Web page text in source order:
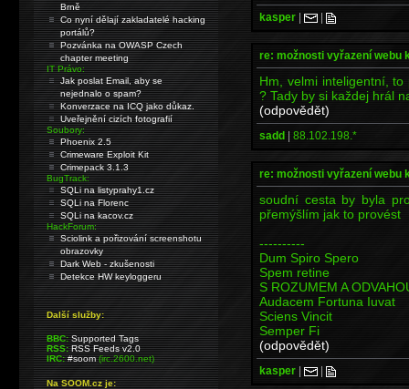
kasper | |
re: možnosti vyřazení webu
Hm, velmi inteligentní,
? Tady by si každej hrál
(odpovědět)
sadd | 88.102.198.*
re: možnosti vyřazení webu
soudní cesta by byla
přemýšlím jak to provést
----------
Dum Spiro Spero
Spem retine
S ROZUMEM A
Audacem Fortuna Iuvat
Sciens Vincit
Semper Fi
(odpovědět)
kasper | |
Brně
Co nyní dělají zakladatelé hacking
portálů?
Pozvánka na OWASP Czech
chapter meeting
IT Právo:
Jak poslat Email, aby se
nejednalo o spam?
Konverzace na ICQ jako důkaz.
Uveřejnění cizích fotografií
Soubory:
Phoenix 2.5
Crimeware Exploit Kit
Crimepack 3.1.3
BugTrack:
SQLi na listyprahy1.cz
SQLi na Florenc
SQLi na kacov.cz
HackForum:
Sciolink a pořizování screenshotu
obrazovky
Dark Web - zkušenosti
Detekce HW keyloggeru
Další služby:
BBC: Supported Tags
RSS: RSS Feeds v2.0
IRC: #soom(irc.2600.net)
Na SOOM.cz je: